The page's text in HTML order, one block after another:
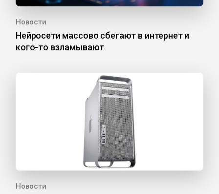
Новости
Нейросети массово сбегают в интернет и
кого-то взламывают
Новости